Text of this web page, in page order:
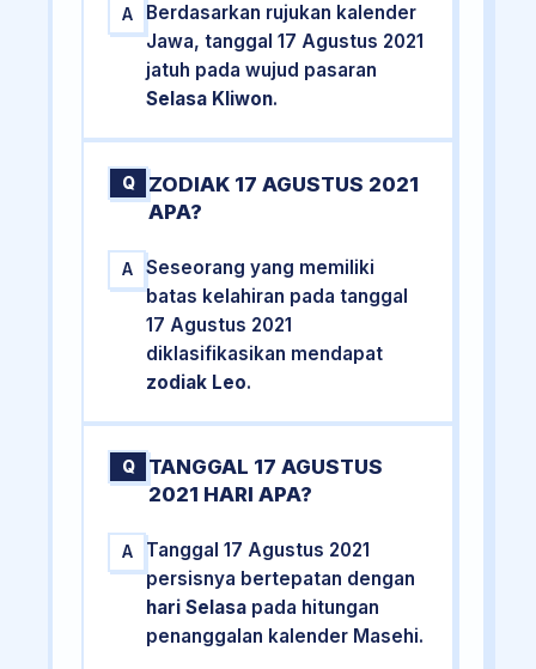
A
Berdasarkan rujukan kalender
Jawa, tanggal 17 Agustus 2021
jatuh pada wujud pasaran
Selasa Kliwon.
Q
ZODIAK 17 AGUSTUS 2021
APA?
A
Seseorang yang memiliki
batas kelahiran pada tanggal
17 Agustus 2021
diklasifikasikan mendapat
zodiak Leo.
Q
TANGGAL 17 AGUSTUS
2021 HARI APA?
A
Tanggal 17 Agustus 2021
persisnya bertepatan dengan
hari Selasa pada hitungan
penanggalan kalender Masehi.